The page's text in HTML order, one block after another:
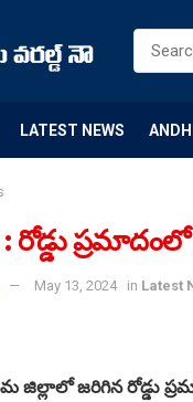
LATEST NEWS
ప్రమాదంలో
May 13, 2024 in Latest
జిల్లాలో జరిగిన రోడ్డు